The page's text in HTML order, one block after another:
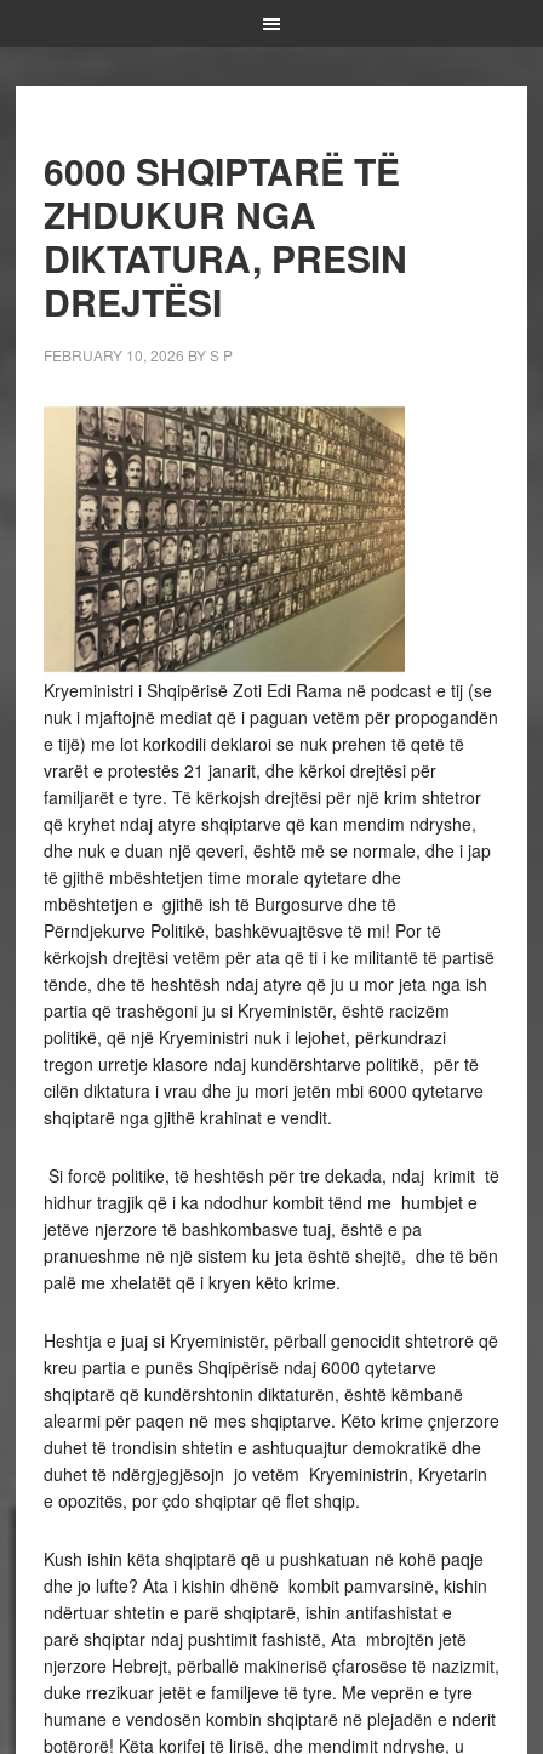
6000 SHQIPTARË TË
ZHDUKUR NGA
DIKTATURA, PRESIN
DREJTËSI
FEBRUARY 10, 2026 BYS P
Kryeministri i Shqipërisë Zoti Edi Rama në podcast e tij (se
nuk i mjaftojnë mediat që i paguan vetëm për propogandën
e tijë) me lot korkodili deklaroi se nuk prehen të qetë të
vrarët e protestës 21 janarit, dhe kërkoi drejtësi për
familjarët e tyre. Të kërkojsh drejtësi për një krim shtetror
që kryhet ndaj atyre shqiptarve që kan mendim ndryshe,
dhe nuk e duan një qeveri, është më se normale, dhe i jap
të gjithë mbështetjen time morale qytetare dhe
mbështetjen e gjithë ish të Burgosurve dhe të
Përndjekurve Politikë, bashkëvuajtësve të mi! Por të
kërkojsh drejtësi vetëm për ata që ti i ke militantë të partisë
tënde, dhe të heshtësh ndaj atyre që ju u mor jeta nga ish
partia që trashëgoni ju si Kryeministër, është racizëm
politikë, që një Kryeministri nuk i lejohet, përkundrazi
tregon urretje klasore ndaj kundërshtarve politikë, për të
cilën diktatura i vrau dhe ju mori jetën mbi 6000 qytetarve
shqiptarë nga gjithë krahinat e vendit.
Si forcë politike, të heshtësh për tre dekada, ndaj krimit të
hidhur tragjik që i ka ndodhur kombit tënd me humbjet e
jetëve njerzore të bashkombasve tuaj, është e pa
pranueshme në një sistem ku jeta është shejtë, dhe të bën
palë me xhelatët që i kryen këto krime.
Heshtja e juaj si Kryeministër, përball genocidit shtetrorë që
kreu partia e punës Shqipërisë ndaj 6000 qytetarve
shqiptarë që kundërshtonin diktaturën, është këmbanë
alearmi për paqen në mes shqiptarve. Këto krime çnjerzore
duhet të trondisin shtetin e ashtuquajtur demokratikë dhe
duhet të ndërgjegjësojn jo vetëm Kryeministrin, Kryetarin
e opozitës, por çdo shqiptar që flet shqip.
Kush ishin këta shqiptarë që u pushkatuan në kohë paqje
dhe jo lufte? Ata i kishin dhënë kombit pamvarsinë, kishin
ndërtuar shtetin e parë shqiptarë, ishin antifashistat e
parë shqiptar ndaj pushtimit fashistë, Ata mbrojtën jetë
njerzore Hebrejt, përballë makinerisë çfarosëse të nazizmit,
duke rrezikuar jetët e familjeve të tyre. Me veprën e tyre
humane e vendosën kombin shqiptarë në plejadën e nderit
botërorë! Këta korifej të lirisë, dhe mendimit ndryshe, u